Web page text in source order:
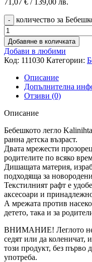
количество за
Добавяне в количката
Добави в любими
Код: 111030 Категории:
Описание
Допълнителна
Отзиви (0)
Описание
Бебешкото легло
ранна детска възраст.
Двата мрежести
родителите по всяко
Дишащата материя,
подходяща за
Текстилният рафт е
аксесоари и
А мрежата против
детето, така и за
ВНИМАНИЕ! Леглото не
седят или да коленичат,
този продукт, без първо
употреба.